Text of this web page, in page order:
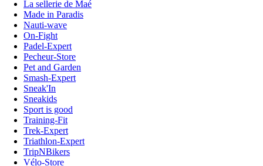
La sellerie de Maé
Made in Paradis
Nauti-wave
On-Fight
Padel-Expert
Pecheur-Store
Pet and Garden
Smash-Expert
Sneak'In
Sneakids
Sport is good
Training-Fit
Trek-Expert
Triathlon-Expert
TripNBikers
Vélo-Store